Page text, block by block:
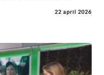
22 april 2026